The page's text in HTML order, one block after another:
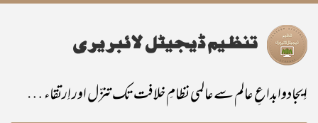
اِیجادوابداعِ عالم سےعالمی نظامِ خلافت تک تنزّل اور اِرتقاء کے مراحل